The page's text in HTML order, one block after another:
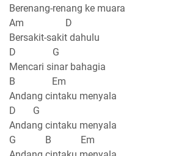
Berenang-renang ke muara
Am D
Bersakit-sakit dahulu
D G
Mencari sinar bahagia
B Em
Andang cintaku menyala
D G
Andang cintaku menyala
G B Em